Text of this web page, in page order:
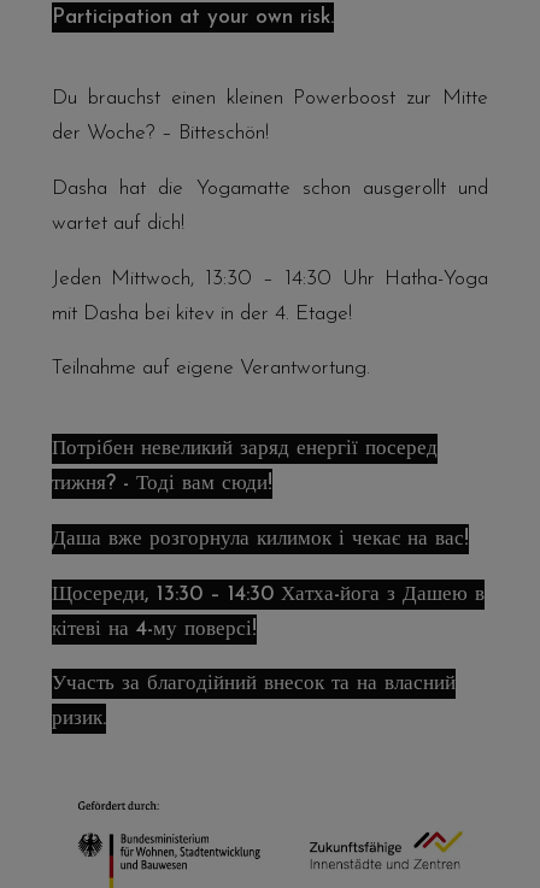
Participation at your own risk.
Du brauchst einen kleinen Powerboost zur Mitte
der Woche? – Bitteschön!
Dasha hat die Yogamatte schon ausgerollt und
wartet auf dich!
Jeden Mittwoch, 13:30 – 14:30 Uhr Hatha-Yoga
mit Dasha bei kitev in der 4. Etage!
Teilnahme auf eigene Verantwortung.
Потрібен невеликий заряд енергії посеред
тижня? - Тоді вам сюди!
Даша вже розгорнула килимок і чекає на вас!
Щосереди, 13:30 – 14:30 Хатха-йога з Дашею в
кітеві на 4-му поверсі!
Участь за благодійний внесок та на власний
ризик.